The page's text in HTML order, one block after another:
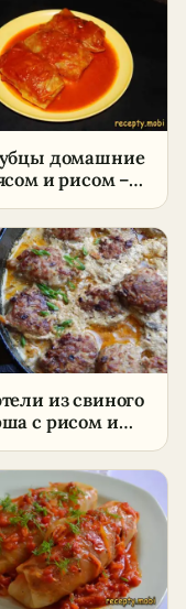
домашние
и рисом –
из свиного
с рисом и
подливе